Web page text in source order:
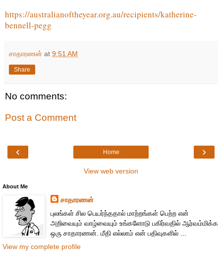
https://australianoftheyear.org.au/recipients/katherine-
bennell-pegg
சாதாரணன் at 9:51 AM
Share
No comments:
Post a Comment
‹ ›
Home
View web version
About Me
சாதாரணன்
புலங்கள் சில பெயர்ந்ததால் மாற்றங்கள் பெற்ற என்
அறிவையும் வாழ்வையும் உங்களோடு பகிர்வதில் ஆர்வம்மிக்க
ஒரு சாதாரணன். மீதி எல்லாம் என் பதிவுகளில் ...
View my complete profile